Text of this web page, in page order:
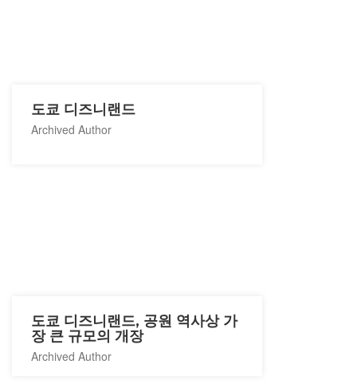
도쿄 디즈니랜드
Archived Author
도쿄 디즈니랜드, 공원 역사상 가
장 큰 규모의 개장
Archived Author